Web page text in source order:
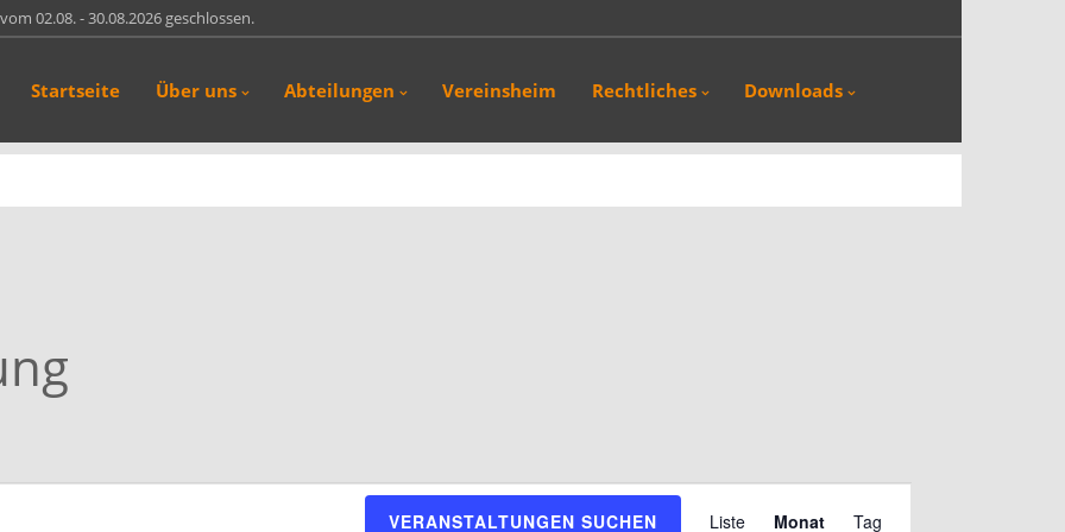
02.08. - 30.08.2026 geschlossen.
29. März 2026 fand die 1. Schwarzenborner Bogenjagd in
wurde…
Wir haben das nächste Bogenschiessen mit Weisswurstfrühstück aufgrund
Startseite Über uns Abteilungen Vereinsheim Rechtliches Downloads
VERANSTALTUNGEN SUCHEN Liste Monat Tag